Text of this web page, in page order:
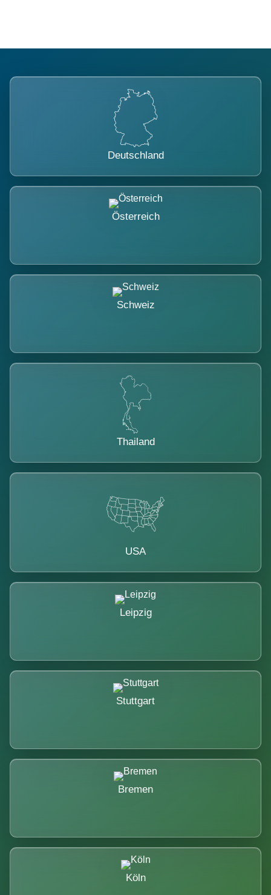
Deutschland
Österreich
Schweiz
Thailand
USA
Leipzig
Stuttgart
Bremen
Köln